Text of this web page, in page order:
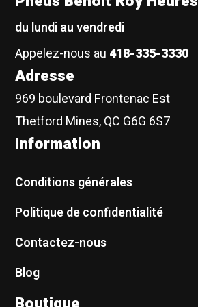
du lundi au vendredi
Appelez-nous au 418-335-3330
Adresse
969 boulevard Frontenac Est
Thetford Mines, QC G6G 6S7
Information
Conditions générales
Politique de confidentialité
Contactez-nous
Blog